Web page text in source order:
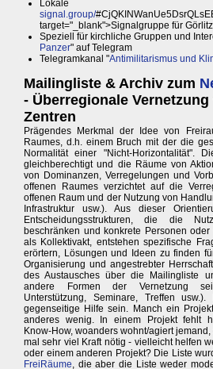
Lokale
signal.group/
target="_blank">Signalgruppe für Görlitz
Speziell für kirchliche Gruppen und
Panzer" auf Telegram
Telegramkanal "Antimilitarismus und
Mailingliste & Archiv zum
- Überregionale
Zentren
Prägendes Merkmal der Idee von
Raumes, d.h. einem Bruch mit der die
Normalität einer "Nicht-Horizontalität".
gleichberechtigt und die Räume von
von Dominanzen, Verregelungen und
offenen Raumes verzichtet auf die
offenen Raum und der Nutzung von
Infrastruktur usw.). Aus dieser
Entscheidungsstrukturen, die die
beschränken und konkrete Personen
als Kollektivakt, entstehen spezifische
erörtern, Lösungen und Ideen zu finden
Organisierung und angestrebter
des Austausches über die Mailingliste
andere Formen der Vernetzung
Unterstützung, Seminare, Treffen
gegenseitige Hilfe sein. Manch ein
anderes wenig. In einem Projekt fehlt
Know-How, woanders wohnt/agiert
mal sehr viel Kraft nötig - vielleicht helfen
oder einem anderen Projekt? Die Liste
FreiRäume, die aber die Liste weder